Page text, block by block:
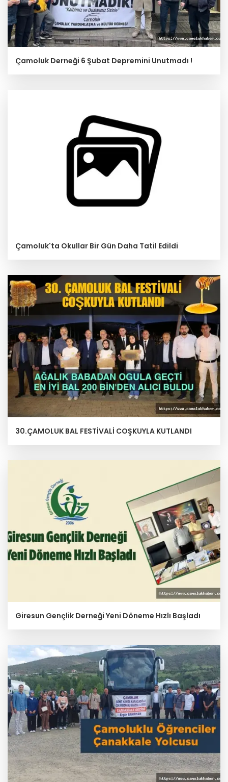
Çamoluk Derneği 6 Şubat Depremini Unutmadı !
Çamoluk'ta Okullar Bir Gün Daha Tatil Edildi
30.ÇAMOLUK BAL FESTİVALİ COŞKUYLA KUTLANDI
Giresun Gençlik Derneği Yeni Döneme Hızlı Başladı